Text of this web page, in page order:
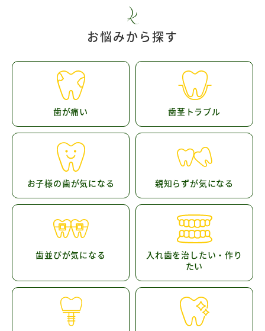
お悩みから探す
歯が痛い 歯茎トラブル
お子様の歯が気になる 親知らずが気になる
歯並びが気になる
入れ歯を治したい・作り
たい